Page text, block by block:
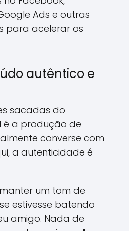
Ads e outras
para acelerar os
autêntico e
sacadas do
é a produção de
converse com
a autenticidade é
um tom de
estivesse batendo
amigo. Nada de